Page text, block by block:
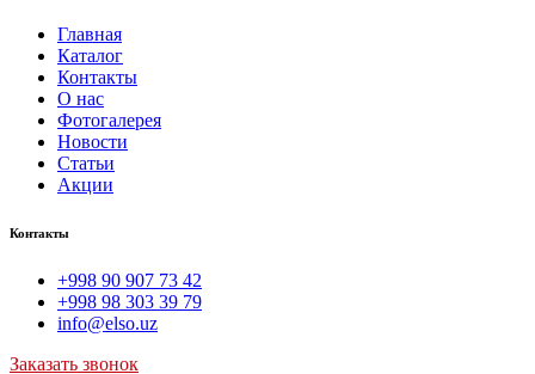
Главная
Каталог
Контакты
О нас
Фотогалерея
Новости
Статьи
Акции
Контакты
+998 90 907 73 42
+998 98 303 39 79
info@elso.uz
Заказать звонок